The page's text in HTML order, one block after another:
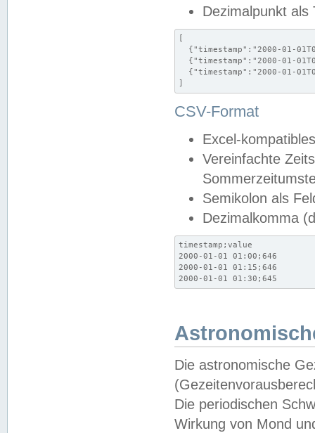
Dezimalpunkt als
[
{"timestamp":"2000-01-
{"timestamp":"2000-01-
{"timestamp":"2000-01-
]
CSV-Format
Excel-
Vereinfachte
Semikolon als
Dezimalkomma
timestamp;value
2000-01-01 01:00;646
2000-01-01 01:15;646
2000-01-01 01:30;645
Die astronomische
Die periodischen
Wirkung von Mond